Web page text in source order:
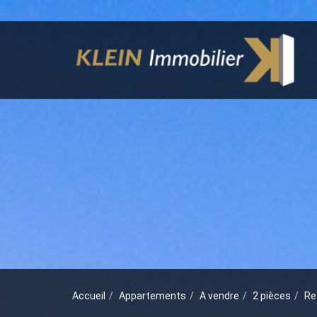
Accueil Appartements A vendre 2 pièces